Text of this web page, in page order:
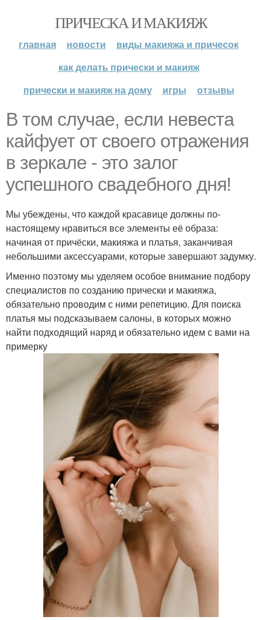
ПРИЧЕСКА И МАКИЯЖ
главная новости
виды макияжа и причесок
как делать прически и макияж
прически и макияж на дому
игры отзывы
В том случае, если невеста
кайфует от своего отражения
в зеркале - это залог
успешного свадебного дня!
Мы убеждены, что каждой красавице должны по-
настоящему нравиться все элементы её образа:
начиная от причёски, макияжа и платья, заканчивая
небольшими аксессуарами, которые завершают задумку.
Именно поэтому мы уделяем особое внимание подбору
специалистов по созданию прически и макияжа,
обязательно проводим с ними репетицию. Для поиска
платья мы подсказываем салоны, в которых можно
найти подходящий наряд и обязательно идем с вами на
примерку